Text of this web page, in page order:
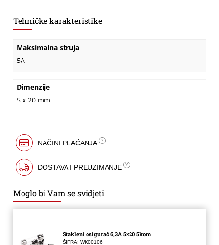
Tehničke karakteristike
Maksimalna struja
5A
Dimenzije
5 x 20 mm
NAČINI PLAĆANJA
DOSTAVA I PREUZIMANJE
Moglo bi Vam se svidjeti
Stakleni osigurač 6,3A 5×20 5kom
ŠIFRA: WK00106